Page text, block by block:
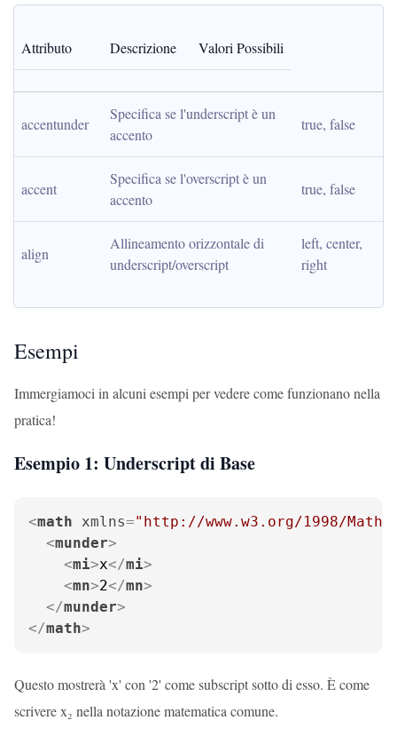
Attributo Descrizione Valori Possibili
accentunder
Specifica se l'underscript è un
accento
true, false
accent
Specifica se l'overscript è un
accento
true, false
align
Allineamento orizzontale di
underscript/overscript
left, center,
right
Esempi
Immergiamoci in alcuni esempi per vedere come funzionano nella
pratica!
Esempio 1: Underscript di Base
<math xmlns="http://www.w3.org/1998/Math/
<munder>
<mi>x</mi>
<mn>2</mn>
</munder>
</math>
Questo mostrerà 'x' con '2' come subscript sotto di esso. È come
scrivere x₂ nella notazione matematica comune.